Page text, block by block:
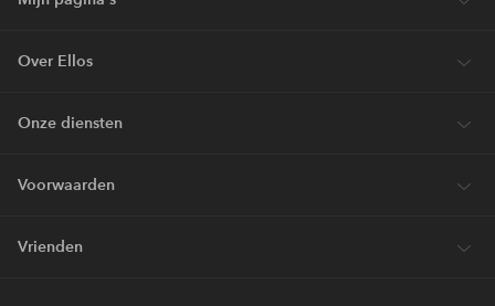
Over Ellos
Onze diensten
Voorwaarden
Vrienden